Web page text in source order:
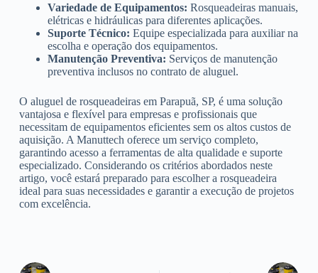
Variedade de Equipamentos: Rosqueadeiras manuais,
elétricas e hidráulicas para diferentes aplicações.
Suporte Técnico: Equipe especializada para auxiliar na
escolha e operação dos equipamentos.
Manutenção Preventiva: Serviços de manutenção
preventiva inclusos no contrato de aluguel.
O aluguel de rosqueadeiras em Parapuã, SP, é uma solução
vantajosa e flexível para empresas e profissionais que
necessitam de equipamentos eficientes sem os altos custos de
aquisição. A Manuttech oferece um serviço completo,
garantindo acesso a ferramentas de alta qualidade e suporte
especializado. Considerando os critérios abordados neste
artigo, você estará preparado para escolher a rosqueadeira
ideal para suas necessidades e garantir a execução de projetos
com excelência.